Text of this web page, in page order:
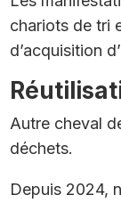
chariots de tri
d’acquisition
Autre cheval
déchets.
Depuis 2024,